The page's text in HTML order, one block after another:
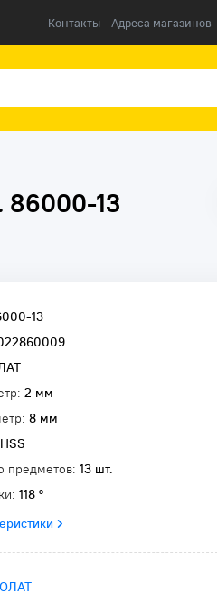
Контакты Адреса магазинов
86000-13
13
2 мм
8 мм
HSS
предметов: 13 шт.
118 °